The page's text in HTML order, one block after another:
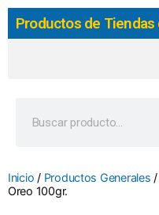
Productos de Tiendas
Inicio / Productos Generales /
Oreo 100gr.